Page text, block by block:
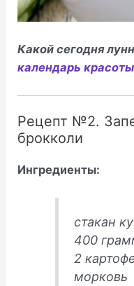
Какой сегодня
календарь
Рецепт №2.
брокколи
Ингредиенты:
стакан
400
2
морковь